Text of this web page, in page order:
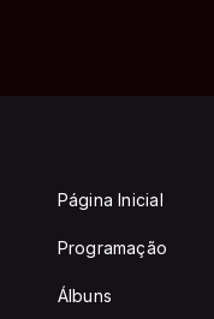
Página Inicial
Programação
Álbuns